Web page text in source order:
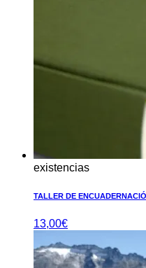
existencias
TALLER DE
13,00€